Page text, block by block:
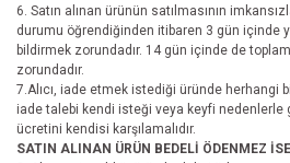
6. Satın alınan ürünün satılmasının
durumu öğrendiğinden itibaren 3 gün içinde
bildirmek zorundadır. 14 gün içinde de
zorundadır.
7.Alıcı, iade etmek istediği üründe herhangi
iade talebi kendi isteği veya keyfi nedenlerle
ücretini kendisi karşılamalıdır.
SATIN ALINAN ÜRÜN BEDELİ ÖDENMEZ